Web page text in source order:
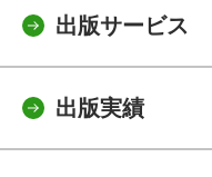
出版サービス
出版実績